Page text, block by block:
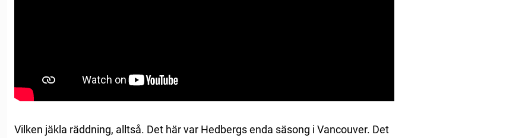
Vilken jäkla räddning, alltså. Det här var Hedbergs enda säsong i Vancouver. Det